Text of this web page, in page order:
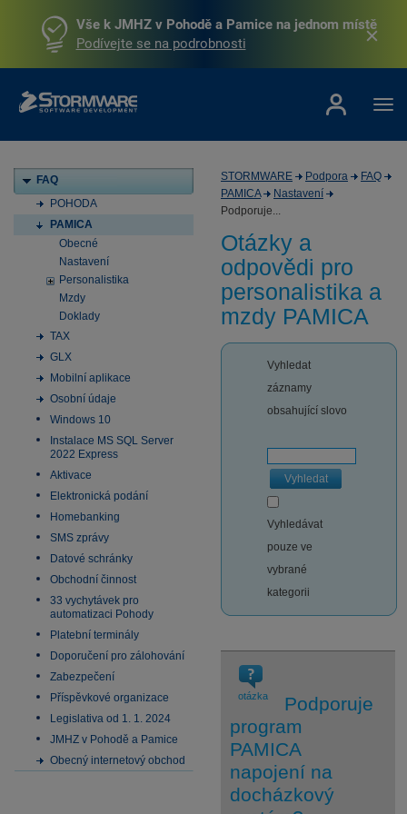
Vše k JMHZ v Pohodě a Pamice na jednom místě
Podívejte se na podrobnosti
FAQ
POHODA
PAMICA
Obecné
Nastavení
Personalistika
Mzdy
Doklady
TAX
GLX
Mobilní aplikace
Osobní údaje
Windows 10
Instalace MS SQL Server
2022 Express
Aktivace
Elektronická podání
Homebanking
SMS zprávy
Datové schránky
Obchodní činnost
33 vychytávek pro
automatizaci Pohody
Platební terminály
Doporučení pro zálohování
Zabezpečení
Příspěvkové organizace
Legislativa od 1. 1. 2024
JMHZ v Pohodě a Pamice
Obecný internetový obchod
STORMWARE Podpora
FAQ
PAMICA
Nastavení
Podporuje...
Otázky a
odpovědi pro
personalistika a
mzdy PAMICA
Vyhledat
záznamy
obsahující slovo
Vyhledat
Vyhledávat
pouze ve
vybrané
kategorii
otázka
Podporuje
program
PAMICA
napojení na
docházkový